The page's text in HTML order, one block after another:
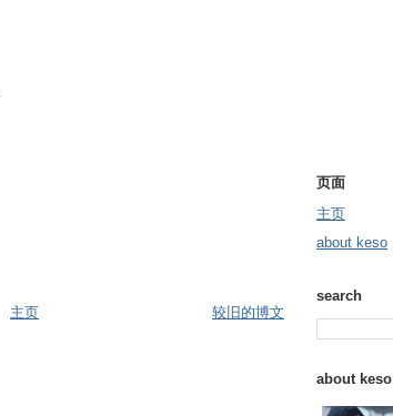
较旧的博文
主页
页面
主页
about keso
search
about keso